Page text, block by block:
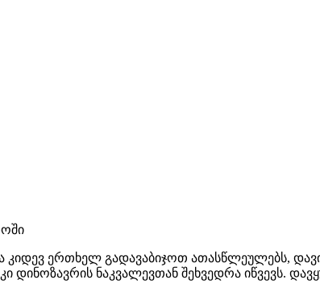
ერთხელ გადავაბიჯოთ ათასწლეულებს,
დინოზავრის ნაკვალევთან შეხვედრა იწვევს.